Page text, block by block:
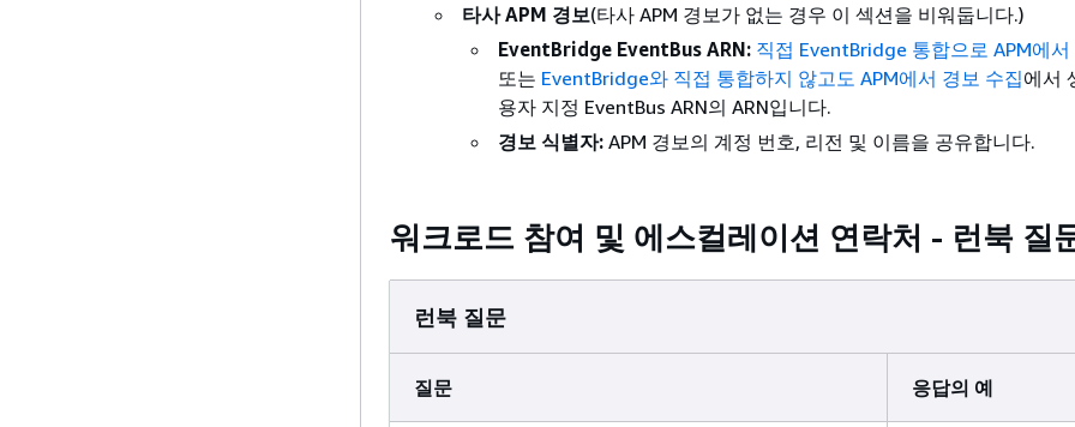
타사 APM 경보(타사 APM 경보가 없는 경우 이 섹션을 비워둡니다.)
EventBridge EventBus ARN: 직접 EventBridge 통합으로 APM에서
또는 EventBridge와 직접 통합하지 않고도 APM에서 경보 수집에서
용자 지정 EventBus ARN의 ARN입니다.
경보 식별자: APM 경보의 계정 번호, 리전 및 이름을 공유합니다.
워크로드 참여 및 에스컬레이션 연락처 - 런북 질
런북 질문
질문 응답의 예